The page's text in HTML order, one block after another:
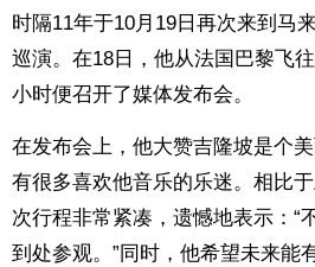
时隔11年于10月19日再次来到马
巡演。在18日，他从法国巴黎飞
小时便召开了媒体发布会。
在发布会上，他大赞吉隆坡是个
有很多喜欢他音乐的乐迷。相比
次行程非常紧凑，遗憾地表示：“
到处参观。”同时，他希望未来能